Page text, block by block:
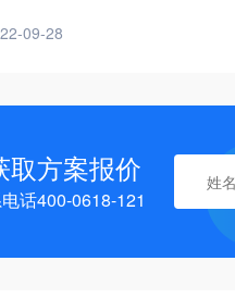
09-28
取方案报价
话400-0618-121